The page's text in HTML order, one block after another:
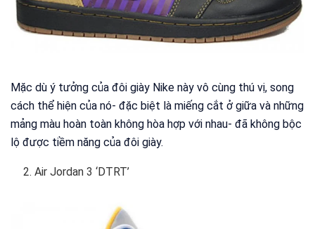
Mặc dù ý tưởng của đôi giày Nike này vô cùng thú vị, song
cách thể hiện của nó- đặc biệt là miếng cắt ở giữa và những
mảng màu hoàn toàn không hòa hợp với nhau- đã không bộc
lộ được tiềm năng của đôi giày.
Air Jordan 3 ‘DTRT’